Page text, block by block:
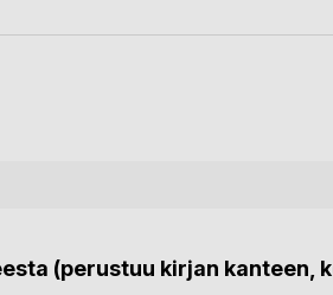
(perustuu kirjan kanteen,